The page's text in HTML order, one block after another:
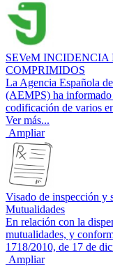
SEVeM INCIDENCIA
COMPRIMIDOS
La Agencia Española
(AEMPS) ha informado
codificación de varios
Ver más...
Ampliar
Visado de inspección y
Mutualidades
En relación con la
mutualidades, y
1718/2010, de 17 de
Ampliar